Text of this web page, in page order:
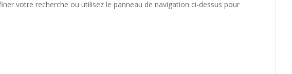
votre recherche ou utilisez le panneau de navigation ci-dessus pour